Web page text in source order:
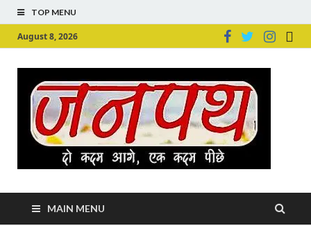
TOP MENU
August 8, 2026
MAIN MENU